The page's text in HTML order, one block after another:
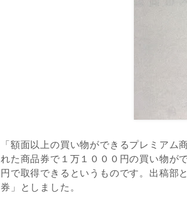
「額面以上の買い物ができるプレミア
れた商品券で１万１０００円の買い物が
円で取得できるというものです。出稿部
券」としました。